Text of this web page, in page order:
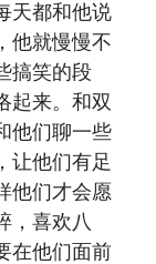
天都和他说
他就慢慢不
搞笑的段
起来。和双
他们聊一些
让他们有足
他们才会愿
，喜欢八
在他们面前